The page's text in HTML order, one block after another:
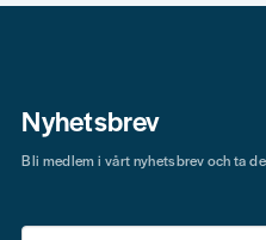
Nyhetsbrev
Bli medlem i vårt nyhetsbrev och ta